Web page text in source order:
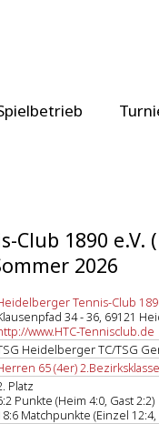
Club 1890 e.V.
2026
Tennis-Club
34 - 36, 69121
www.HTC-Tennisclub.de
Heidelberger TC/TSG
65 (4er)
Platz
Punkte (Heim 4:0, Gast 2:2)
Matchpunkte (Einzel